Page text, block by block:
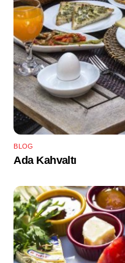
BLOG
Ada Kahvaltı